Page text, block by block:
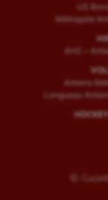
US
Métropole
AHC –
Amiens
Longueau
©